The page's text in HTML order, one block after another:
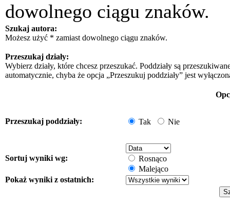
dowolnego ciągu znaków.
Szukaj autora:
Możesz użyć * zamiast dowolnego ciągu znaków.
Przeszukaj działy:
Wybierz działy, które chcesz przeszukać. Poddziały są
automatycznie, chyba że opcja „Przeszukuj poddziały” jest
Przeszukaj poddziały: Tak Nie
Sortuj wyniki wg:
Rosnąco
Malejąco
Pokaż wyniki z ostatnich: